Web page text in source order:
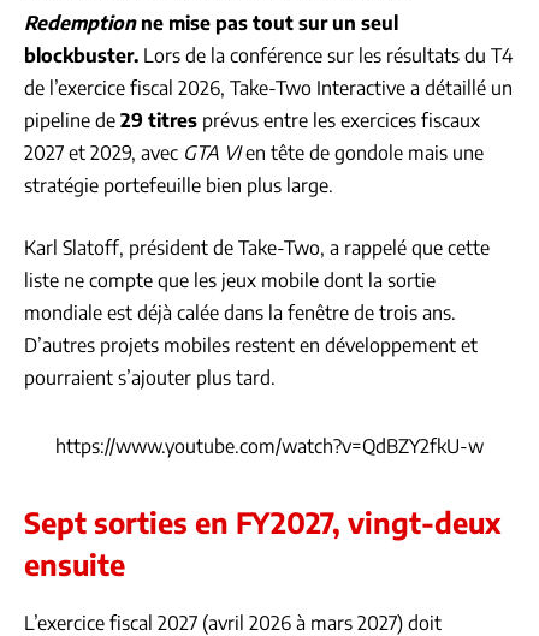
Redemptionne mise pas tout sur un seul
blockbuster. Lors de la conférence sur les résultats du T4
de l’exercice fiscal 2026, Take-Two Interactive a détaillé un
pipeline de 29 titres prévus entre les exercices fiscaux
2027 et 2029, avec GTA VIen tête de gondole mais une
stratégie portefeuille bien plus large.
Karl Slatoff, président de Take-Two, a rappelé que cette
liste ne compte que les jeux mobile dont la sortie
mondiale est déjà calée dans la fenêtre de trois ans.
D’autres projets mobiles restent en développement et
pourraient s’ajouter plus tard.
https://www.youtube.com/watch?v=QdBZY2fkU-w
Sept sorties en FY2027, vingt-deux
ensuite
L’exercice fiscal 2027 (avril 2026 à mars 2027) doit